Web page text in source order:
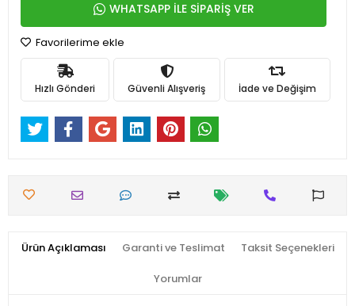
WHATSAPP İLE SİPARİŞ VER
Favorilerime ekle
Hızlı Gönderi Güvenli Alışveriş İade ve Değişim
Ürün Açıklaması Garanti ve Teslimat Taksit Seçenekleri
Yorumlar